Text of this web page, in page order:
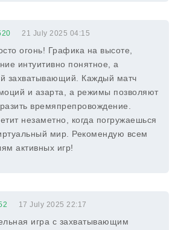
21 July 2025 04:15
огонь! Графика на высоте,
интуитивно понятное, а
захватывающий. Каждый матч
и азарта, а режимы позволяют
времяпрепровождение.
незаметно, когда погружаешься
мир. Рекомендую всем
активных игр!
17 July 2025 22:17
игра с захватывающим